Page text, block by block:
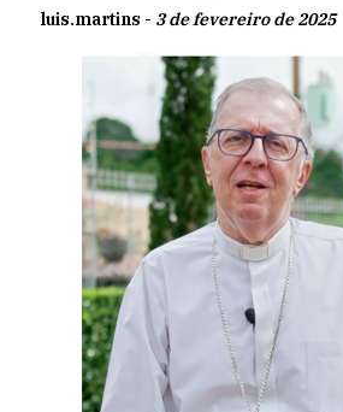
luis.martins - 3 de fevereiro de 2025